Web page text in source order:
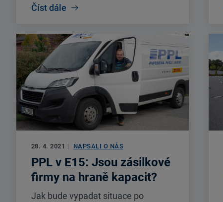
Číst dále
28. 4. 2021 | NAPSALI O NÁS
PPL v E15: Jsou zásilkové
firmy na hraně kapacit?
Jak bude vypadat situace po